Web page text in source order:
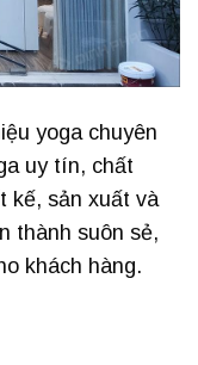
yoga chuyên
uy tín, chất
kế, sản xuất và
thành suôn sẻ,
khách hàng.